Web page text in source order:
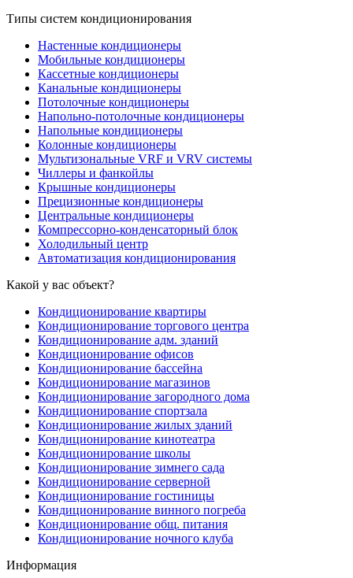
Типы систем кондиционирования
Настенные кондиционеры
Мобильные кондиционеры
Кассетные кондиционеры
Канальные кондиционеры
Потолочные кондиционеры
Напольно-потолочные кондиционеры
Напольные кондиционеры
Колонные кондиционеры
Мультизональные VRF и VRV системы
Чиллеры и фанкойлы
Крышные кондиционеры
Прецизионные кондиционеры
Центральные кондиционеры
Компрессорно-конденсаторный блок
Холодильный центр
Автоматизация кондиционирования
Какой у вас объект?
Кондиционирование квартиры
Кондиционирование торгового центра
Кондиционирование адм. зданий
Кондиционирование офисов
Кондиционирование бассейна
Кондиционирование магазинов
Кондиционирование загородного дома
Кондиционирование спортзала
Кондиционирование жилых зданий
Кондиционирование кинотеатра
Кондиционирование школы
Кондиционирование зимнего сада
Кондиционирование серверной
Кондиционирование гостиницы
Кондиционирование винного погреба
Кондиционирование общ. питания
Кондиционирование ночного клуба
Информация